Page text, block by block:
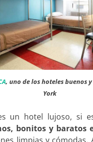
, uno de los hoteles buenos
York
un hotel lujoso, si
bonitos y baratos